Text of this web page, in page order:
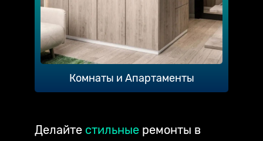
Комнаты и Апартаменты
Делайте стильные ремонты в